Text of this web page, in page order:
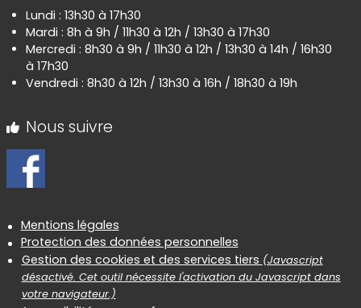
Lundi : 13h30 à 17h30
Mardi : 8h à 9h / 11h30 à 12h / 13h30 à 17h30
Mercredi : 8h30 à 9h / 11h30 à 12h / 13h30 à 14h / 16h30
à 17h30
Vendredi : 8h30 à 12h / 13h30 à 16h / 18h30 à 19h
Nous suivre
Informations réglementaires
Mentions légales
Protection des données personnelles
Gestion des cookies et des services tiers (Javascript
désactivé. Cet outil nécessite l'activation du Javascript dans
votre navigateur.)